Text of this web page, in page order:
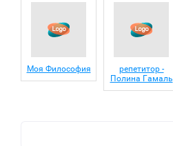
Моя Философия
репетитор -
Полина Гамаль